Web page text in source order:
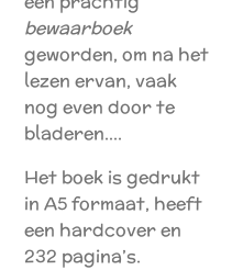
bewaarboek
geworden, om na het
lezen ervan, vaak
nog even door te
bladeren....
Het boek is gedrukt
in A5 formaat, heeft
een hardcover en
232 pagina’s.